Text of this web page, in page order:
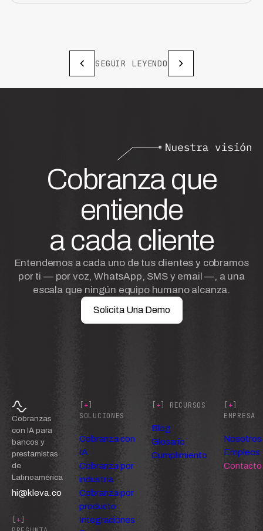
SEGUIR LEYENDO
Cobranza que
entiende
a cada cliente
Entendemos a cada uno de tus clientes y cobramos
por ti — por voz, WhatsApp, SMS y email —, a una
escala que ningún equipo humano alcanza.
Solicita Una Demo
Cobranzas
con IA para
bancos y
prestamistas
de
Latinoamérica
hi@kleva.co
[+]
[+]
SOLUCIONES
Cobranza con
IA
Cobranza por
industria
Cobranza por
producto
Integraciones
[+] RECURSOS
Blog
Glosario
Cumplimiento
[+]
EMPRESA
Nosotros
Empleos
Contacto